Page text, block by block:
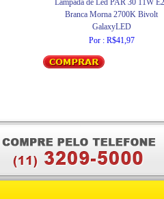
Lâmpada de Led PAR 30 11W
Branca Morna 2700K Bivolt
GalaxyLED
Por : R$41,97